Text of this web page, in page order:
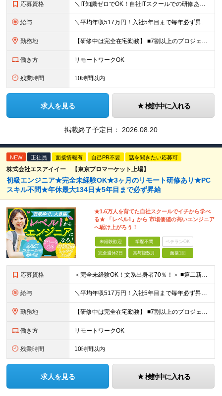
応募資格 ＼IT知識ゼロでOK！自社ITスクールでの研修あり／ ■完全未経験OK(文系出身70％) ■第二新卒歓迎 ■学歴不問 └社会人未経験の方も歓迎します！ 5名以上の採用を予定しているので、同期と入社も
給与 ＼平均年収517万円！入社5年目まで毎年必ず昇給／ ■賞与年3回 ■年収800万円以上も可 ■入社3年以上の平均年収469.2万円 月給23万2000円以上＋賞与年3回＋各種手当 ☆入社5年目まで最
勤務地 【研修中は完全在宅勤務】 ■7割以上のプロジェクトでリモートワークを導入 ■フルリモートもあり ■一都三県のプロジェクト先 ■転居を伴う転勤なし ＜プロジェクト先＞ 東京・神奈川・千葉・埼玉でのプロ
働き方 リモートワークOK
残業時間 10時間以内
求人を見る 検討中に入れる
掲載終了予定日： 2026.08.20
NEW 正社員 面接情報有 自己PR不要 話を聞きたい応募可
株式会社エスアイイー 【東京プロマーケット上場】
初級エンジニア★完全未経験OK★3ヶ月のリモート研修あり★PC
スキル不問★年休最大134日★5年目まで必ず昇給
★1.6万人を育てた自社スクールでイチから学べ
る★ 「レベル1」から 市場価値の高いエンジニア
へ駆け上がろう！
未経験歓迎 学歴不問 ベテランOK
完全週休2日 賞与複数月 面接1回
応募資格 ＜完全未経験OK！文系出身者70％！＞ ■第二新卒歓迎 ■学歴・経歴不問・社会人未経験もOK ■20代を中心に活躍中◎ ★☆先輩たちの前職☆★ 元アパレルスタッフや塾講師、介護士、事務、営業など社員
給与 ＼平均年収517万円！入社5年目まで毎年必ず昇給／ ■賞与年3回 ■年収800万円以上も可 ■入社3年以上の平均年収469.2万円 月給23万2000円以上＋賞与年3回＋各種手当 ☆入社5年目まで最
勤務地 【研修中は完全在宅勤務】 ■7割以上のプロジェクトでリモートワークを導入 ■一都三県のプロジェクト先 ■転居を伴う転勤なし ＜プロジェクト先＞ 東京・神奈川・千葉・埼玉でのプロジェクト先にて勤務いた
働き方 リモートワークOK
残業時間 10時間以内
求人を見る 検討中に入れる